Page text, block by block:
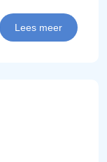
Lees meer